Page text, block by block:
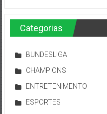
Categorias
BUNDESLIGA
CHAMPIONS
ENTRETENIMENTO
ESPORTES